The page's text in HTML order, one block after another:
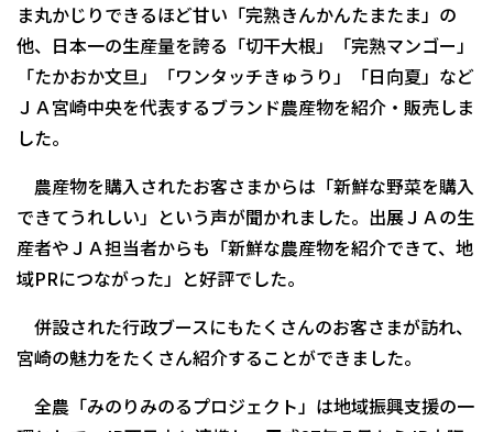
ま丸かじりできるほど甘い「完熟きんかんたまたま」の
他、日本一の生産量を誇る「切干大根」「完熟マンゴー」
「たかおか文旦」「ワンタッチきゅうり」「日向夏」など
ＪＡ宮崎中央を代表するブランド農産物を紹介・販売しま
した。
農産物を購入されたお客さまからは「新鮮な野菜を購入
できてうれしい」という声が聞かれました。出展ＪＡの生
産者やＪＡ担当者からも「新鮮な農産物を紹介できて、地
域PRにつながった」と好評でした。
併設された行政ブースにもたくさんのお客さまが訪れ、
宮崎の魅力をたくさん紹介することができました。
全農「みのりみのるプロジェクト」は地域振興支援の一